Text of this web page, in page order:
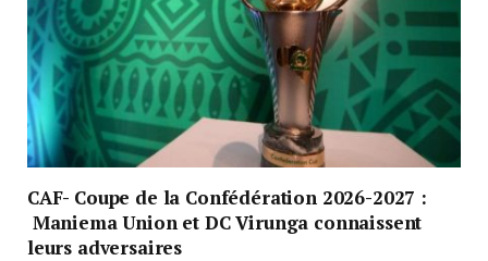
CAF- Coupe de la Confédération 2026-2027 :
Maniema Union et DC Virunga connaissent
leurs adversaires